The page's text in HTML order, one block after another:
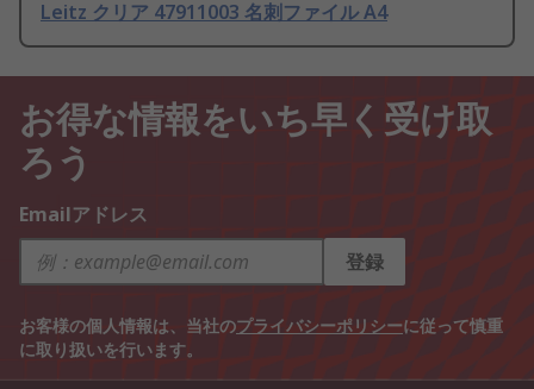
Leitz クリア 47911003 名刺ファイル A4
お得な情報をいち早く受け取
ろう
Emailアドレス
登録
お客様の個人情報は、当社のプライバシーポリシーに従って慎重
に取り扱いを行います。